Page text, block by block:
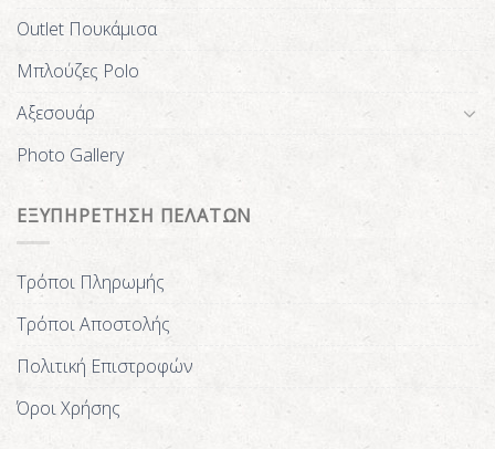
Outlet Πουκάμισα
Μπλούζες Polo
Αξεσουάρ
Photo Gallery
ΕΞΥΠΗΡΕΤΗΣΗ ΠΕΛΑΤΩΝ
Τρόποι Πληρωμής
Τρόποι Αποστολής
Πολιτική Επιστροφών
Όροι Χρήσης